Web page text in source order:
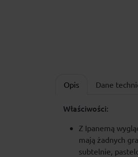
Opis Dane
Właściwości:
Z Ipanemą
mają żadnych
subtelnie,